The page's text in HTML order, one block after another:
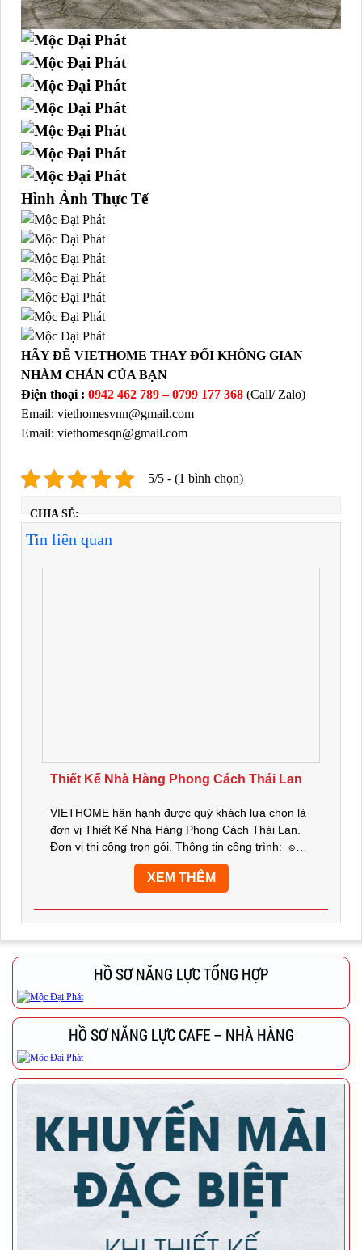
Hình Ảnh Thực Tế
HÃY ĐỂ VIETHOME THAY ĐỔI KHÔNG GIAN
NHÀM CHÁN CỦA BẠN
Điện thoại : 0942 462 789 –0799 177 368 (Call/ Zalo)
Email: viethomesvnn@gmail.com
Email: viethomesqn@gmail.com
5/5 - (1 bình chọn)
CHIA SẺ:
Tin liên quan
HỒ SƠ NĂNG LỰC TỔNG HỢP
HỒ SƠ NĂNG LỰC CAFE – NHÀ HÀNG